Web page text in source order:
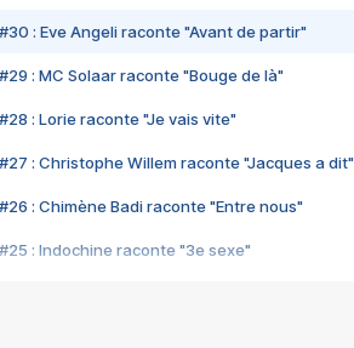
#30 : Eve Angeli raconte "Avant de partir"
#29 : MC Solaar raconte "Bouge de là"
#28 : Lorie raconte "Je vais vite"
#27 : Christophe Willem raconte "Jacques a dit"
#26 : Chimène Badi raconte "Entre nous"
#25 : Indochine raconte "3e sexe"